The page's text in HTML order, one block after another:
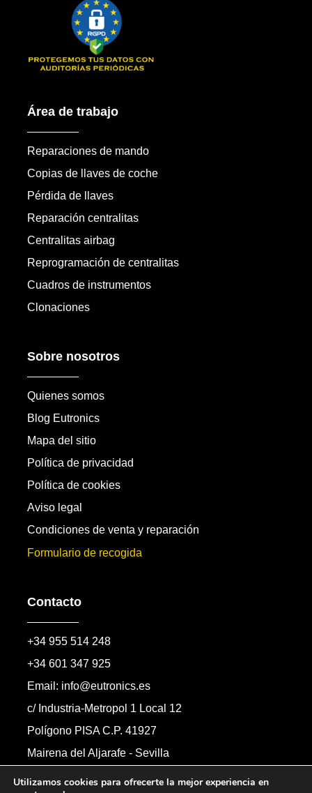
Área de trabajo
Reparaciones de mando
Copias de llaves de coche
Pérdida de llaves
Reparación centralitas
Centralitas airbag
Reprogramación de centralitas
Cuadros de instrumentos
Clonaciones
Sobre nosotros
Quienes somos
Blog Eutronics
Mapa del sitio
Política de privacidad
Política de cookies
Aviso legal
Condiciones de venta y reparación
Formulario de recogida
Contacto
+34 955 514 248
+34 601 347 925
Email: info@eutronics.es
c/ Industria-Metropol 1 Local 12
Polígono PISA C.P. 41927
Mairena del Aljarafe - Sevilla
Formulario de contacto
Utilizamos cookies para ofrecerte la mejor experiencia en